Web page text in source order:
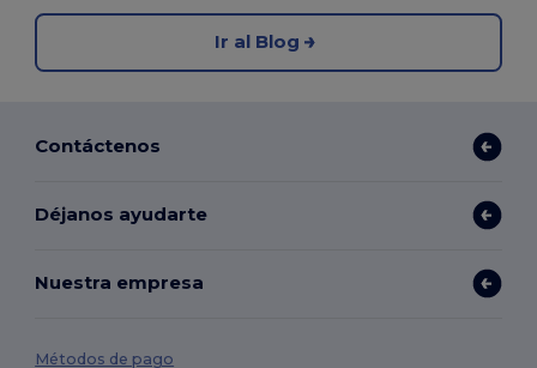
Ir al Blog
Contáctenos
Déjanos ayudarte
Nuestra empresa
Métodos de pago